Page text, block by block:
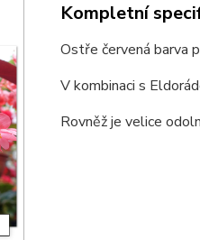
Kompletní
Ostře červená barva
V kombinaci s
Rovněž je velice